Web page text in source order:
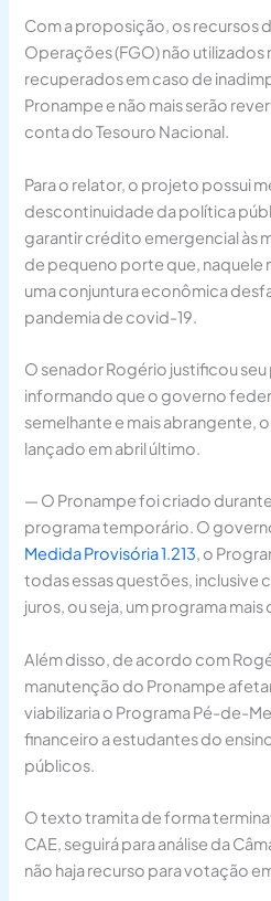
Com a proposição, os recursos
Operações (FGO) não utilizados
recuperados em caso de
Pronampe e não mais serão
conta do Tesouro Nacional.
Para o relator, o projeto possui
descontinuidade da política
garantir crédito emergencial às
de pequeno porte que,
uma conjuntura econômica
pandemia de covid-19.
O senador Rogério justificou
informando que o governo
semelhante e mais abrangente,
lançado em abril último.
— O Pronampe foi criado
programa temporário. O
Medida Provisória 1.213, o
todas essas questões, inclusive
juros, ou seja, um programa
Além disso, de acordo com
manutenção do Pronampe
viabilizaria o Programa Pé-de-
financeiro a estudantes do
públicos.
O texto tramita de forma
CAE, seguirá para análise da
não haja recurso para votação